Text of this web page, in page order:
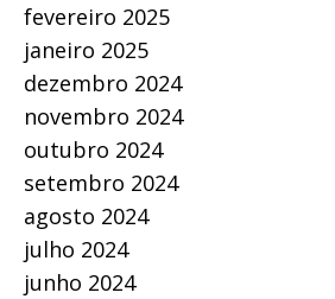
fevereiro 2025
janeiro 2025
dezembro 2024
novembro 2024
outubro 2024
setembro 2024
agosto 2024
julho 2024
junho 2024